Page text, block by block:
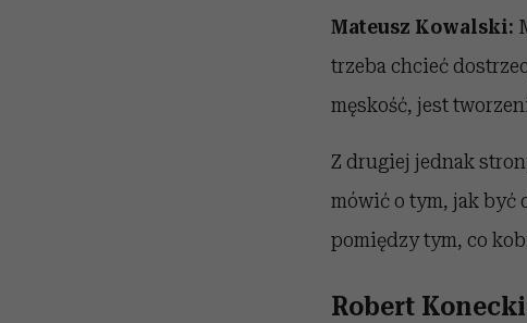
Mateusz Kowalski:
trzeba chcieć
męskość, jest
Z drugiej jednak
mówić o tym, jak być
pomiędzy tym, co
Robert